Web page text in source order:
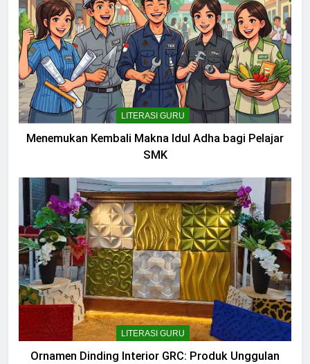
LITERASI GURU
Menemukan Kembali Makna Idul Adha bagi Pelajar
SMK
LITERASI GURU
Ornamen Dinding Interior GRC: Produk Unggulan